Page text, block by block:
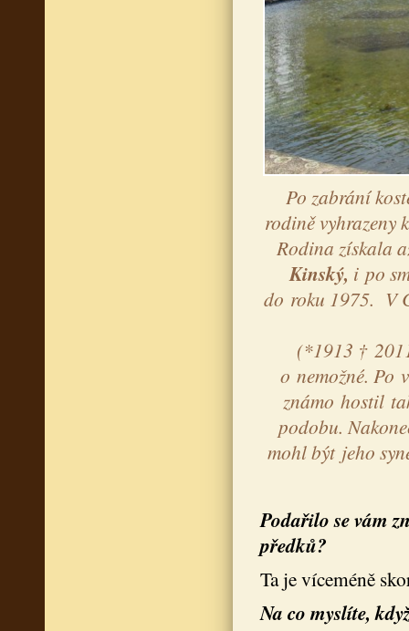
Po zabrání
rodině vyhrazeny
Rodina získala
Kinský, i po
do roku 1975. V
(*1913 †
o nemožné. Po
známo hostil
podobu.
mohl být jeho
Podařilo se vám
předků?
Ta je víceméně
Na co myslíte,